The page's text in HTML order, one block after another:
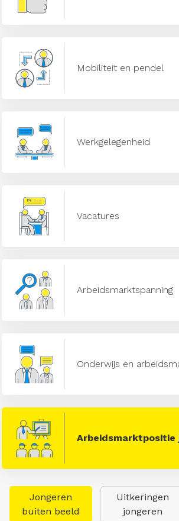
Mobiliteit en pendel
Werkgelegenheid
Vacatures
Arbeidsmarktspanning
Onderwijs en
Arbeidsmarktpositie
Jongeren
buiten beeld
Uitkeringen
jongeren